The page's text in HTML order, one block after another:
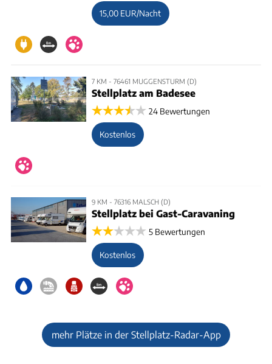
15,00 EUR/Nacht
7 KM - 76461 MUGGENSTURM (D)
Stellplatz am Badesee
24 Bewertungen
Kostenlos
9 KM - 76316 MALSCH (D)
Stellplatz bei Gast-Caravaning
5 Bewertungen
Kostenlos
mehr Plätze in der Stellplatz-Radar-App